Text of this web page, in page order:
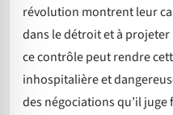
révolution montrent leur
dans le détroit et à
ce contrôle peut rendre
inhospitalière et
des négociations qu’il